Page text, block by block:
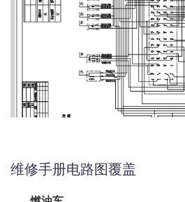
维修手册电路图覆盖